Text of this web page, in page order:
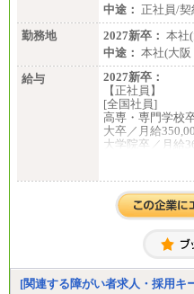
中途： 正社員/契
勤務地
2027新卒： 本社
中途： 本社(大
給与
2027新卒：
【正社員】
[全国社員]
高専・専門学校
大卒／月給
大学院卒／月給
[地域社員]月給
【正社員】
[全国社員]月給
[地域社員]月給
【契約社員】月
[関連する障がい者求人・採用キ